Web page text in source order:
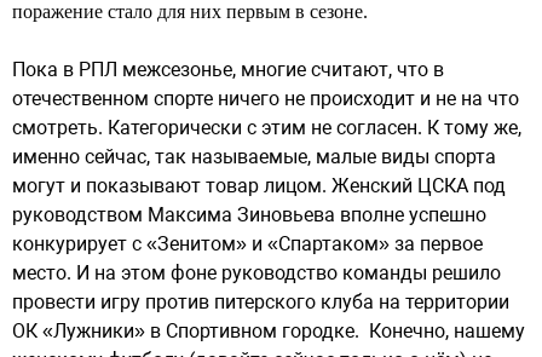
поражение стало для них первым в сезоне.
Пока в РПЛ межсезонье, многие считают, что в
отечественном спорте ничего не происходит и не на что
смотреть. Категорически с этим не согласен. К тому же,
именно сейчас, так называемые, малые виды спорта
могут и показывают товар лицом. Женский ЦСКА под
руководством Максима Зиновьева вполне успешно
конкурирует с «Зенитом» и «Спартаком» за первое
место. И на этом фоне руководство команды решило
провести игру против питерского клуба на территории
ОК «Лужники» в Спортивном городке. Конечно, нашему